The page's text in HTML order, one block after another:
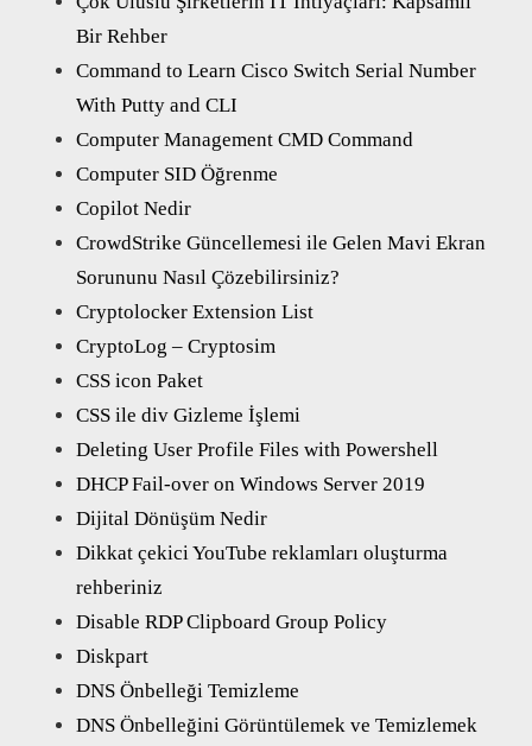
Bir Rehber
Command to Learn Cisco Switch Serial Number
With Putty and CLI
Computer Management CMD Command
Computer SID Öğrenme
Copilot Nedir
CrowdStrike Güncellemesi ile Gelen Mavi Ekran
Sorununu Nasıl Çözebilirsiniz?
Cryptolocker Extension List
CryptoLog – Cryptosim
CSS icon Paket
CSS ile div Gizleme İşlemi
Deleting User Profile Files with Powershell
DHCP Fail-over on Windows Server 2019
Dijital Dönüşüm Nedir
Dikkat çekici YouTube reklamları oluşturma
rehberiniz
Disable RDP Clipboard Group Policy
Diskpart
DNS Önbelleği Temizleme
DNS Önbelleğini Görüntülemek ve Temizlemek